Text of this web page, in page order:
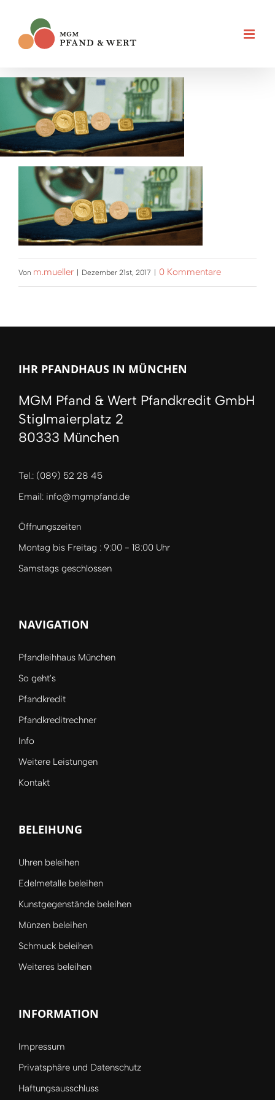
springen
Von m.mueller Dezember 21st, 2017 0 Kommentare
IHR PFANDHAUS IN MÜNCHEN
MGM Pfand & Wert Pfandkredit GmbH
Stiglmaierplatz 2
80333 München
Tel.: (089) 52 28 45
Email: info@mgmpfand.de
Öffnungszeiten
Montag bis Freitag : 9:00 - 18:00 Uhr
Samstags geschlossen
NAVIGATION
Pfandleihhaus München
So geht's
Pfandkredit
Pfandkreditrechner
Info
Weitere Leistungen
Kontakt
BELEIHUNG
Uhren beleihen
Edelmetalle beleihen
Kunstgegenstände beleihen
Münzen beleihen
Schmuck beleihen
Weiteres beleihen
INFORMATION
Impressum
Privatsphäre und Datenschutz
Haftungsausschluss